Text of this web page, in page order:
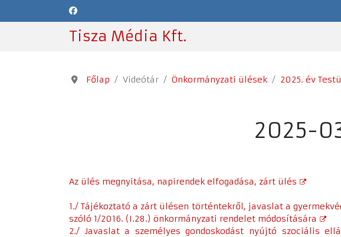
Tisza Média Kft.
Főlap Videótár Önkormányzati ülések 2025. év
2025-
Az ülés megnyitása, napirendek elfogadása, zárt ülés
1./ Tájékoztató a zárt ülésen történtekről, javaslat a
szóló 1/2016. (I.28.) önkormányzati rendelet módosítására
2./ Javaslat a személyes gondoskodást nyújtó szociális